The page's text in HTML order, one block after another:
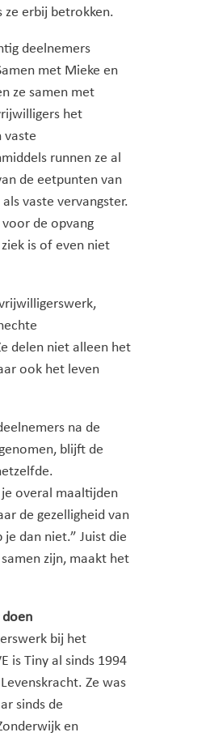
ze erbij betrokken.
deelnemers
met Mieke en
ze samen met
het
vaste
runnen ze al
de eetpunten van
vaste vervangster.
de opvang
is of even niet
delen niet alleen het
ook het leven
na de
blijft de
overal maaltijden
de gezelligheid van
dan niet.” Juist die
zijn, maakt het
bij het
is Tiny al sinds 1994
Ze was
sinds de
en